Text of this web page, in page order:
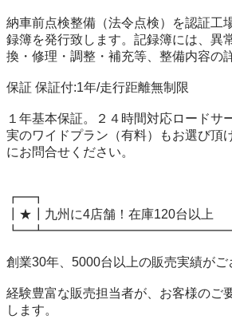
納車前点検整備（法令点検）を認証工
録簿を発行致します。記録簿には、異
換・修理・調整・補充等、整備内容の
保証 保証付:1年/走行距離無制限
１年基本保証。２４時間対応ロードサ
実のワイドプラン（有料）もお選び頂
にお問合せください。
┏━┓
┃★┃九州に4店舗！在庫120台以上
創業30年、5000台以上の販売実績がご
経験豊富な販売担当者が、お客様のご
します。